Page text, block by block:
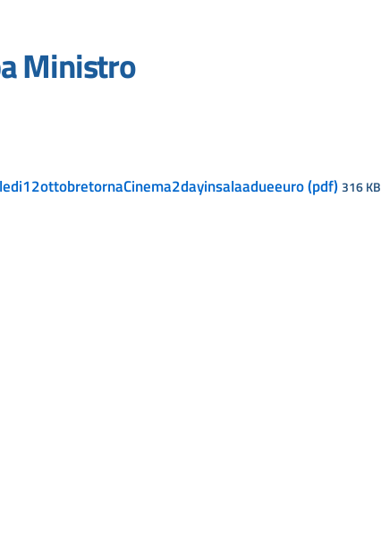
Ministro
(pdf) 316 KB